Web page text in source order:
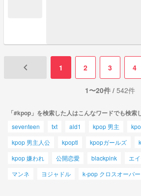
keyboard_arrow_left 1 2 3 4
1〜20件 / 542件
「#kpop」を検索した人はこんなワードでも検索
seventeen txt ald1 kpop 男主
kpop 男主人公
kpoptl kpopガールズ
kpop 嫌われ
公開恋愛 blackpink エ
マンネ
ヨジャドル k-pop クロスオーバー